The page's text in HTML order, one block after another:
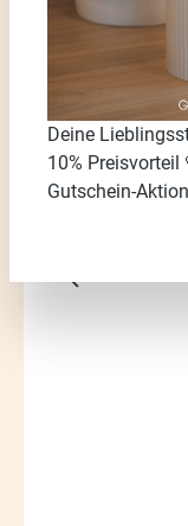
Bildergalerie
Deine
10%
Gutschein-